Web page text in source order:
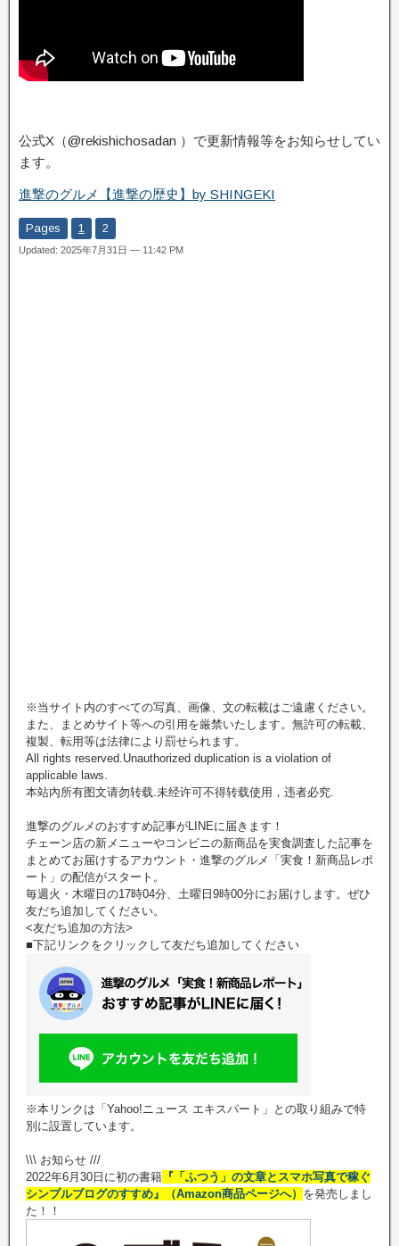
公式X（@rekishichosadan ）で更新情報等をお知らせしてい
ます。
進撃のグルメ【進撃の歴史】by SHINGEKI
Pages 1 2
Updated: 2025年7月31日 — 11:42 PM
※当サイト内のすべての写真、画像、文の転載はご遠慮ください。
また、まとめサイト等への引用を厳禁いたします。無許可の転載、
複製、転用等は法律により罰せられます。
All rights reserved.Unauthorized duplication is a violation of
applicable laws.
本站內所有图文请勿转载.未经许可不得转载使用，违者必究.
進撃のグルメのおすすめ記事がLINEに届きます！
チェーン店の新メニューやコンビニの新商品を実食調査した記事を
まとめてお届けするアカウント・進撃のグルメ「実食！新商品レポ
ート」の配信がスタート。
毎週火・木曜日の17時04分、土曜日9時00分にお届けします。ぜひ
友だち追加してください。
<友だち追加の方法>
■下記リンクをクリックして友だち追加してください
※本リンクは「Yahoo!ニュース エキスパート」との取り組みで特
別に設置しています。
\\\ お知らせ ///
2022年6月30日に初の書籍 『「ふつう」の文章とスマホ写真で稼ぐ
シンプルブログのすすめ』（Amazon商品ページへ） を発売しまし
た！！